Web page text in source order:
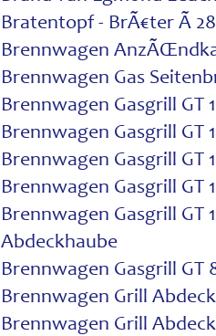
Bratentopf - BrÃ€ter Ã
Brennwagen
Brennwagen Gas
Brennwagen Gasgrill GT
Brennwagen Gasgrill GT
Brennwagen Gasgrill GT
Brennwagen Gasgrill GT
Brennwagen Gasgrill GT
Abdeckhaube
Brennwagen Gasgrill GT
Brennwagen Grill
Brennwagen Grill